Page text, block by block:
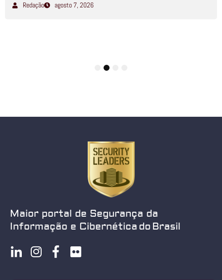
Redação agosto 7, 2026
Maior portal de Segurança da
Informação e Cibernética do Brasil